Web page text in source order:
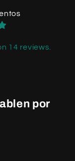
14 reviews.
por